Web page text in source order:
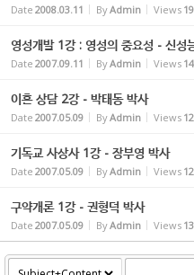
Date 2008.03.11 ByAdmin Views
영성개발 1강 : 영성의 중요성 - 신성
Date 2007.09.11 ByAdmin Views
이혼 상담 2강 - 박태동 박사
Date 2007.05.09 ByAdmin Views
기독교 사상사 1강 - 장부영 박사
Date 2007.05.09 ByAdmin Views
구약개론 1강 - 권형덕 박사
Date 2007.05.09 ByAdmin Views